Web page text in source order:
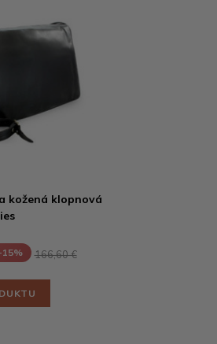
kožená klopnová
15% 166,60 €